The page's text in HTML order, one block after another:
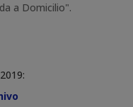
a Domicilio".